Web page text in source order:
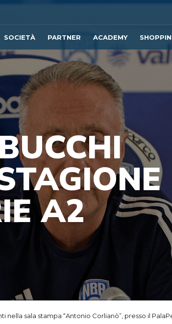
SOCIETÀ PARTNER ACADEMY
A2
sala stampa “Antonio Corlianò”, presso il